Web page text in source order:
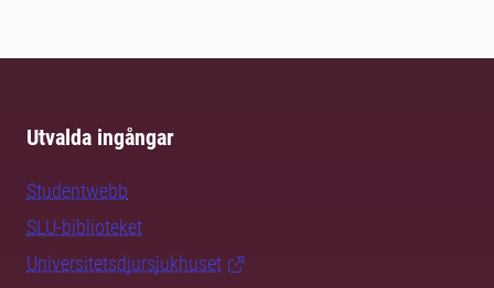
Utvalda ingångar
Studentwebb
SLU-biblioteket
Universitetsdjursjukhuset